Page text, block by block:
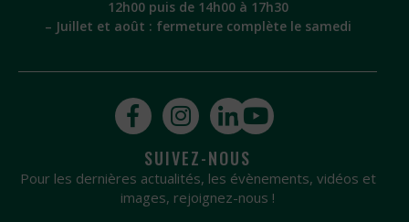
12h00 puis de 14h00 à 17h30
– Juillet et août : fermeture complète le samedi
SUIVEZ-NOUS
Pour les dernières actualités, les évènements, vidéos et
images, rejoignez-nous !